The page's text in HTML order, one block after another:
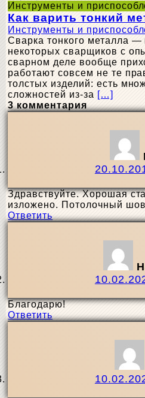
Инструменты и
Как варить тонкий
Инструменты и
Сварка тонкого металла
некоторых сварщиков с
сварном деле вообще
работают совсем не те
толстых изделий: есть
сложностей из-за […]
3 комментария
Здравствуйте. Хорошая
изложено. Потолочный
Ответить
Благодарю!
Ответить